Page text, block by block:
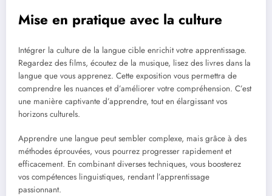
Mise en pratique avec la culture
Intégrer la culture de la langue cible enrichit votre apprentissage.
Regardez des films, écoutez de la musique, lisez des livres dans la
langue que vous apprenez. Cette exposition vous permettra de
comprendre les nuances et d’améliorer votre compréhension. C’est
une manière captivante d’apprendre, tout en élargissant vos
horizons culturels.
Apprendre une langue peut sembler complexe, mais grâce à des
méthodes éprouvées, vous pourrez progresser rapidement et
efficacement. En combinant diverses techniques, vous boosterez
vos compétences linguistiques, rendant l’apprentissage
passionnant.